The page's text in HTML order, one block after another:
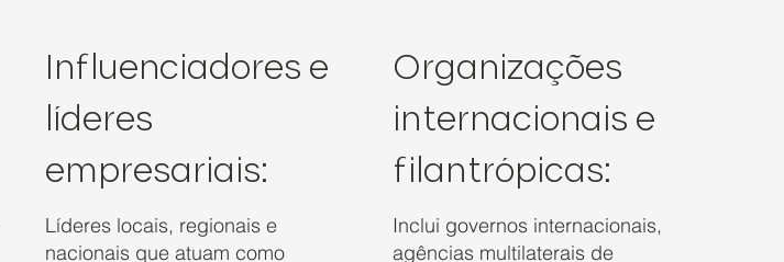
Líderes locais, regionais e
nacionais que atuam como
Influenciadores e
líderes
empresariais:
Inclui governos internacionais,
agências multilaterais de
Organizações
internacionais e
filantrópicas: